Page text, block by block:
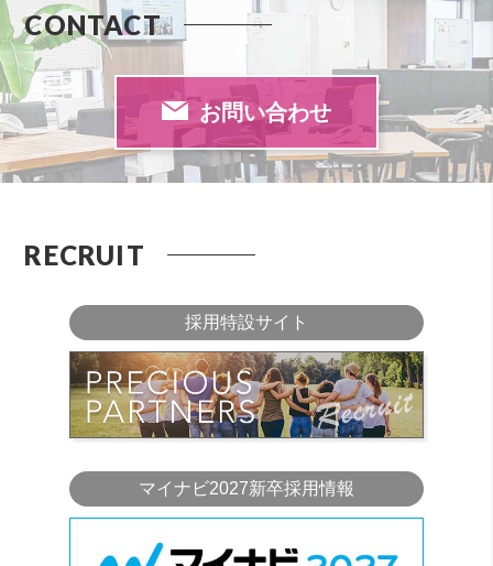
CONTACT
お問い合わせ
RECRUIT
採用特設サイト
マイナビ2027新卒採用情報